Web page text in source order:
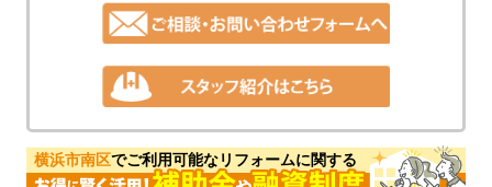
横浜市南区でご利用可能なリフォームに関する